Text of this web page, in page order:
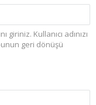
giriniz. Kullanıcı adınızı
geri dönüşü